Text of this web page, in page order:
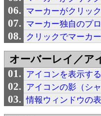
マーカーがクリッ
マーカー独自のプ
クリックでマーカ
オーバーレイ／ア
アイコンを表示する
アイコンの影（シ
情報ウィンドウの